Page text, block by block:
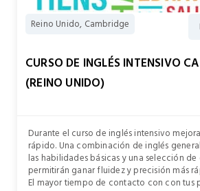
Reino Unido, Cambridge
CURSO DE INGLÉS INTENSIVO
(REINO UNIDO)
Durante el curso de inglés intensivo
rápido. Una combinación de inglés
las habilidades básicas y una selección de
permitirán ganar fluidez y precisión más
El mayor tiempo de contacto con con tus